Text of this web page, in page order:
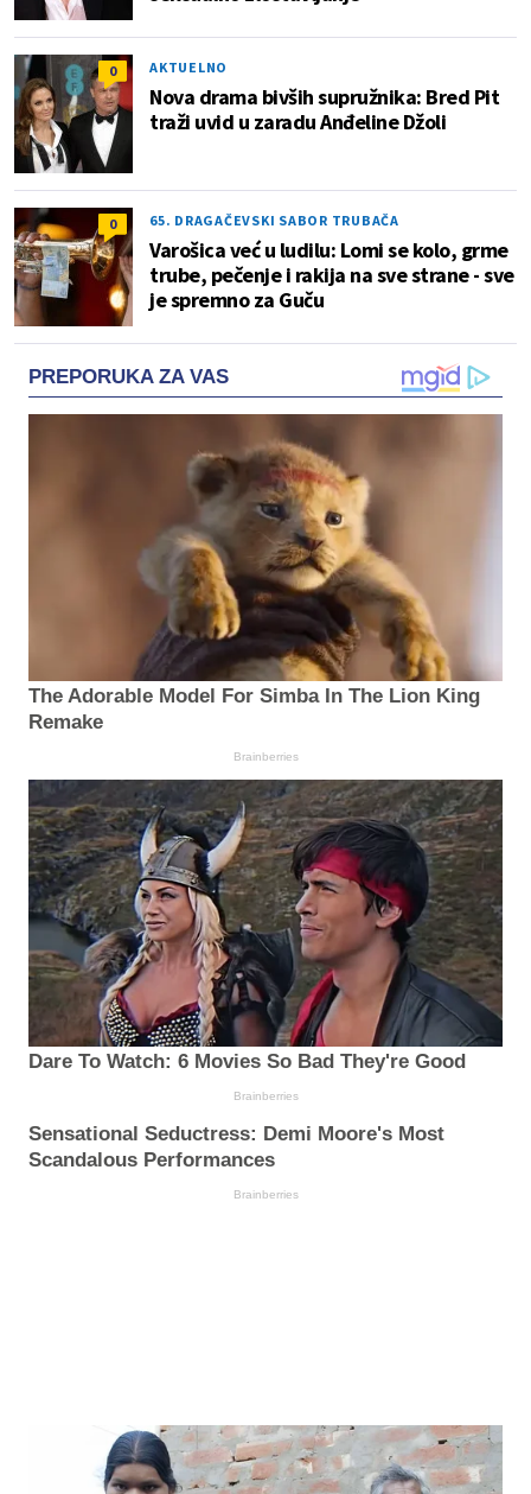
0 AKTUELNO
Nova drama bivših supružnika: Bred Pit
traži uvid u zaradu Anđeline Džoli
0 65. DRAGAČEVSKI SABOR TRUBAČA
Varošica već u ludilu: Lomi se kolo, grme
trube, pečenje i rakija na sve strane - sve
je spremno za Guču
PREPORUKA ZA VAS
The Adorable Model For Simba In The Lion King
Remake
Brainberries
Dare To Watch: 6 Movies So Bad They're Good
Brainberries
Sensational Seductress: Demi Moore's Most
Scandalous Performances
Brainberries